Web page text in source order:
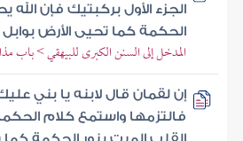
الجزء الأول بركبتيك فإن الله
الحكمة كما تحيى الأرض بوابل
المدخل إلى السنن الكبرى للبيهقي > باب
إن لقمان قال لابنه يا بني
فالتزمها واستمع كلام